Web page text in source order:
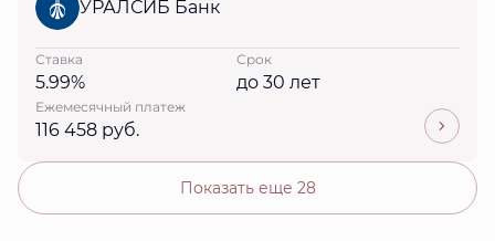
УРАЛСИБ Банк
Ставка
5.99%
Срок
до 30 лет
Ежемесячный платеж
116 458 руб.
Показать еще 28